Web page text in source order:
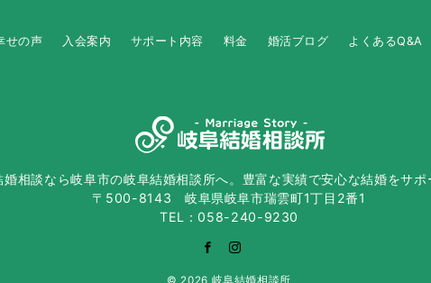
せの声 入会案内 サポート内容 料金 婚活ブログ よくあるQ&A
婚相談なら岐阜市の岐阜結婚相談所へ。豊富な実績で安心な結婚をサポ
〒500-8143 岐阜県岐阜市瑞雲町1丁目2番1
TEL：058-240-9230